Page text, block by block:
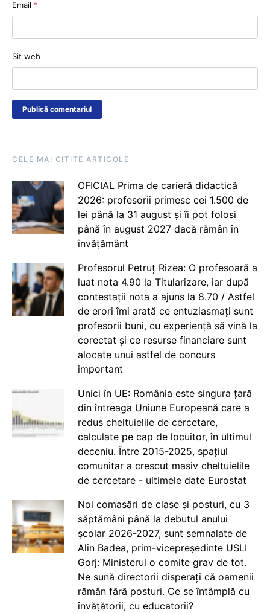
Email *
Sit web
CELE MAI CITITE ARTICOLE
OFICIAL Prima de carieră didactică
2026: profesorii primesc cei 1.500 de
lei până la 31 august și îi pot folosi
până în august 2027 dacă rămân în
învățământ
Profesorul Petruț Rizea: O profesoară a
luat nota 4.90 la Titularizare, iar după
contestații nota a ajuns la 8.70 / Astfel
de erori îmi arată ce entuziasmați sunt
profesorii buni, cu experiență să vină la
corectat și ce resurse financiare sunt
alocate unui astfel de concurs
important
Unici în UE: România este singura țară
din întreaga Uniune Europeană care a
redus cheltuielile de cercetare,
calculate pe cap de locuitor, în ultimul
deceniu. Între 2015-2025, spațiul
comunitar a crescut masiv cheltuielile
de cercetare - ultimele date Eurostat
Noi comasări de clase și posturi, cu 3
săptămâni până la debutul anului
școlar 2026-2027, sunt semnalate de
Alin Badea, prim-vicepreședinte USLI
Gorj: Ministerul o comite grav de tot.
Ne sună directorii disperați că oamenii
rămân fără posturi. Ce se întâmplă cu
învățătorii, cu educatorii?